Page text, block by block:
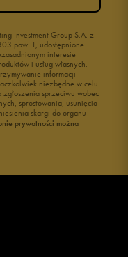
0%
Investment Group S.A. z
paw. 1, udostępnione
interesie
i usług własnych.
informacji
niezbędne w celu
sprzeciwu wobec
sprostowania, usunięcia
skargi do organu
prywatności można